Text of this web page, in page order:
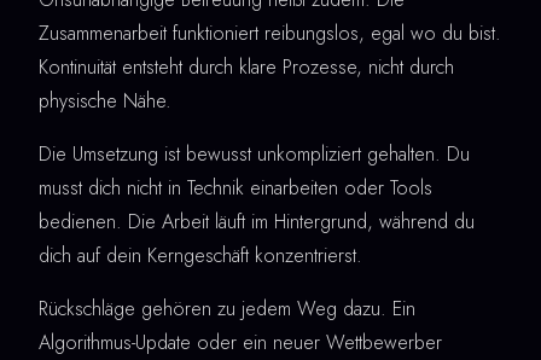
Zusammenarbeit funktioniert reibungslos, egal wo du bist.
Kontinuität entsteht durch klare Prozesse, nicht durch
physische Nähe.
Die Umsetzung ist bewusst unkompliziert gehalten. Du
musst dich nicht in Technik einarbeiten oder Tools
bedienen. Die Arbeit läuft im Hintergrund, während du
dich auf dein Kerngeschäft konzentrierst.
Rückschläge gehören zu jedem Weg dazu. Ein
Algorithmus-Update oder ein neuer Wettbewerber